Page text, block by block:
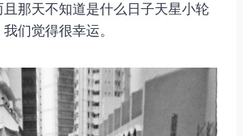
那天不知道是什么日子天星小轮
们觉得很幸运。